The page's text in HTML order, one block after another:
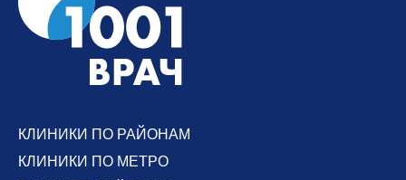
КЛИНИКИ ПО РАЙОНАМ
КЛИНИКИ ПО МЕТРО